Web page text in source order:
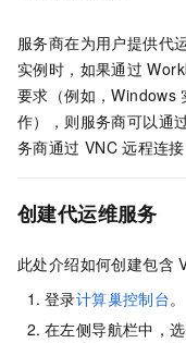
服务商在为用户提供代
实例时，如果通过
要求（例如，Windows
作），则服务商可以通
务商通过 VNC 远程连接
创建代运维服务
此处介绍如何创建包含
登录计算巢控制台。
在左侧导航栏中，